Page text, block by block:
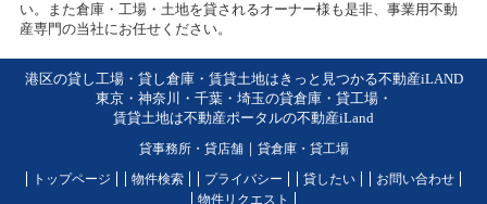
い。また倉庫・工場・土地を貸されるオーナー様も是非、事業用不動
産専門の当社にお任せください。
港区の貸し工場・貸し倉庫・賃貸土地はきっと見つかる不動産iLAND
東京・神奈川・千葉・埼玉の貸倉庫・貸工場・
賃貸土地は不動産ポータルの不動産iLand
貸事務所・貸店舗｜ 貸倉庫・貸工場
トップページ
物件検索 プライバシー 貸したい
お問い合わせ
物件リクエスト